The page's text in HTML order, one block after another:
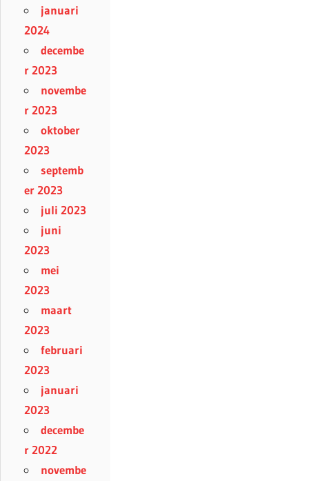
januari
2024
decembe
r 2023
novembe
r 2023
oktober
2023
septemb
er 2023
juli 2023
juni
2023
mei
2023
maart
2023
februari
2023
januari
2023
decembe
r 2022
novembe